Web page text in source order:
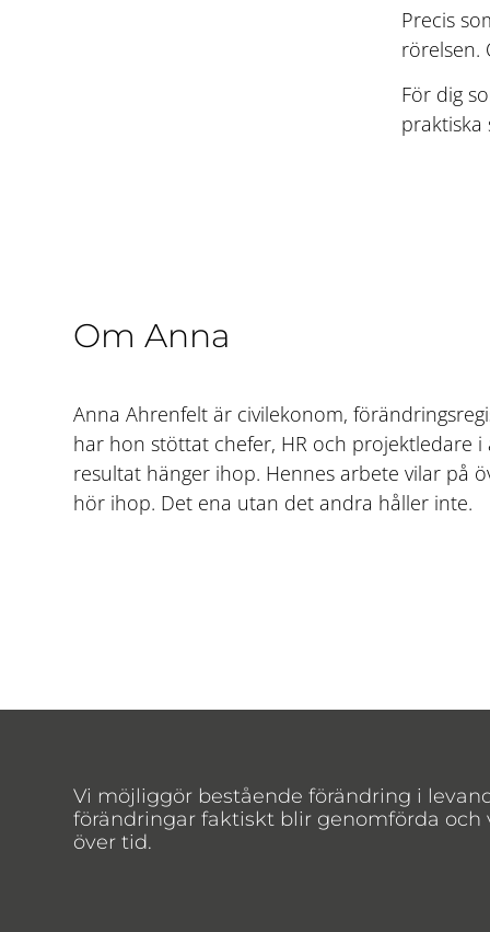
Precis
rörelsen.
För dig
praktiska
Om Anna
Anna Ahrenfelt är civilekonom,
har hon stöttat chefer, HR och projektledare
resultat hänger ihop. Hennes arbete vilar på
hör ihop. Det ena utan det andra håller inte.
Vi möjliggör bestående förändring i
förändringar faktiskt blir genomförda och
över tid.